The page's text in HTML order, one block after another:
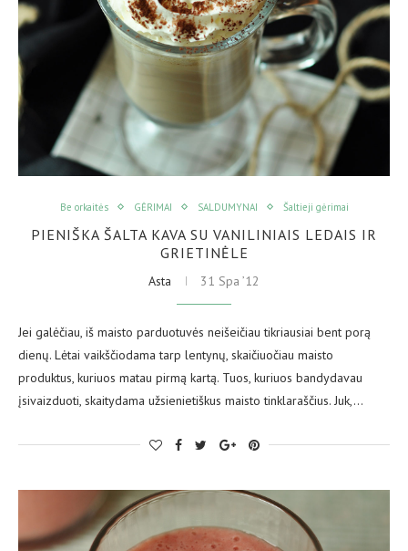
Be orkaitės GĖRIMAI SALDUMYNAI Šaltieji gėrimai
PIENIŠKA ŠALTA KAVA SU VANILINIAIS LEDAIS IR
GRIETINĖLE
Asta 31 Spa ’12
Jei galėčiau, iš maisto parduotuvės neišeičiau tikriausiai bent porą
dienų. Lėtai vaikščiodama tarp lentynų, skaičiuočiau maisto
produktus, kuriuos matau pirmą kartą. Tuos, kuriuos bandydavau
įsivaizduoti, skaitydama užsienietiškus maisto tinklaraščius. Juk,…